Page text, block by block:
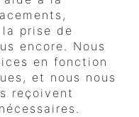
prise de
encore. Nous
en fonction
et nous nous
reçoivent